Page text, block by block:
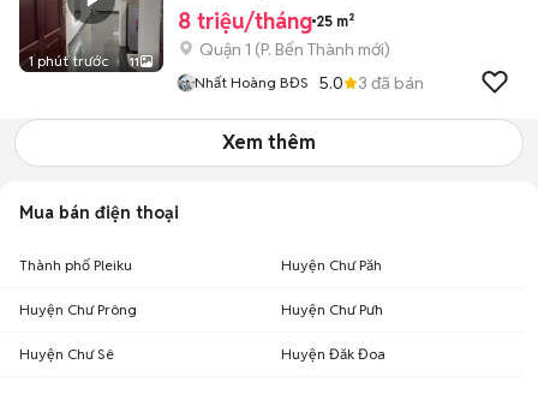
1 phút trước 11
8 triệu/tháng 25 m²
Quận 1 (P. Bến Thành mới)
Nhất Hoàng BĐS 5.0 3 đã bán
Xem thêm
Mua bán điện thoại
Thành phố Pleiku Huyện Chư Păh
Huyện Chư Prông Huyện Chư Pưh
Huyện Chư Sê Huyện Đăk Đoa